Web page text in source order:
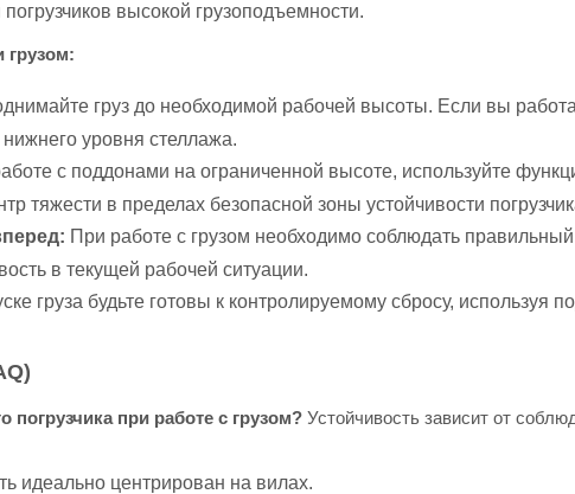
высокой грузоподъемности.
грузом:
груз до необходимой рабочей высоты. Если вы
уровня стеллажа.
с поддонами на ограниченной высоте, используйте
тяжести в пределах безопасной зоны устойчивости
При работе с грузом необходимо соблюдать
в текущей рабочей ситуации.
груза будьте готовы к контролируемому сбросу, используя
погрузчика при работе с грузом? Устойчивость зависит от
идеально центрирован на вилах.